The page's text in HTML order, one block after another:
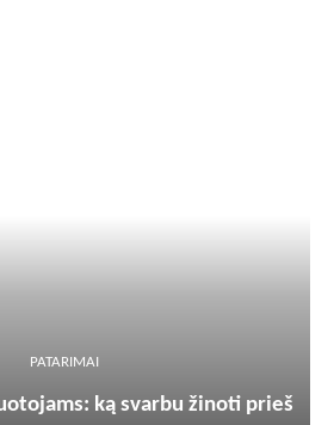
PATARIMAI
ką svarbu žinoti prieš